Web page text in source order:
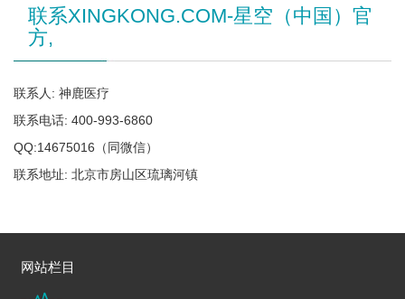
联系XINGKONG.COM-星空（中国）官
方,
联系人: 神鹿医疗
联系电话: 400-993-6860
QQ:14675016（同微信）
联系地址: 北京市房山区琉璃河镇
网站栏目